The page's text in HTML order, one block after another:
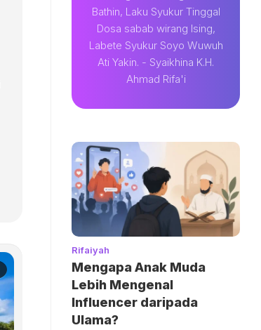
Bathin, Laku Syukur Tinggal
Dosa sabab wirang Ising,
Labete Syukur Soyo Wuwuh
Ati Yakin. - Syaikhina K.H.
Ahmad Rifa'i
Rifaiyah
Mengapa Anak Muda
Lebih Mengenal
Influencer daripada
Ulama?